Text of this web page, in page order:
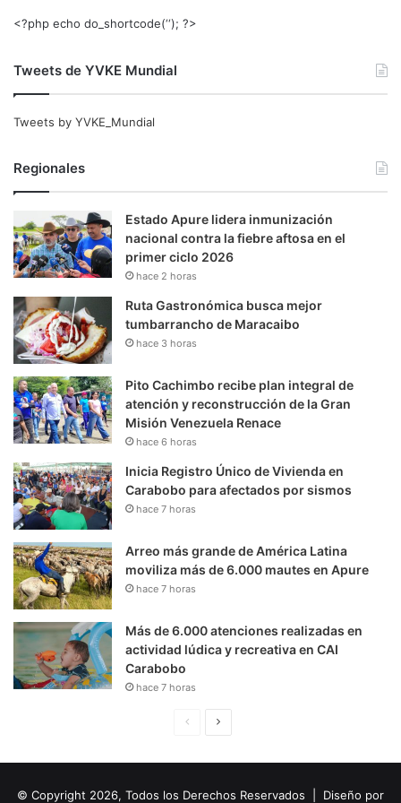
<?php echo do_shortcode(‘‘); ?>
Tweets de YVKE Mundial
Tweets by YVKE_Mundial
Regionales
Estado Apure lidera inmunización
nacional contra la fiebre aftosa en el
primer ciclo 2026
hace 2 horas
Ruta Gastronómica busca mejor
tumbarrancho de Maracaibo
hace 3 horas
Pito Cachimbo recibe plan integral de
atención y reconstrucción de la Gran
Misión Venezuela Renace
hace 6 horas
Inicia Registro Único de Vivienda en
Carabobo para afectados por sismos
hace 7 horas
Arreo más grande de América Latina
moviliza más de 6.000 mautes en Apure
hace 7 horas
Más de 6.000 atenciones realizadas en
actividad lúdica y recreativa en CAI
Carabobo
hace 7 horas
i
u
© Copyright 2026, Todos los Derechos Reservados | Diseño por